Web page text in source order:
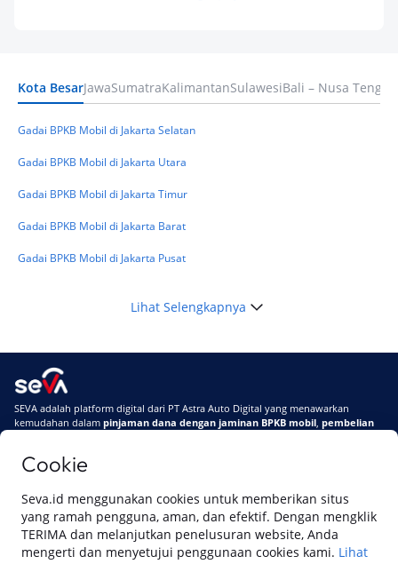
Cookie
Seva.id menggunakan cookies untuk memberikan situs
yang ramah pengguna, aman, dan efektif. Dengan mengklik
TERIMA dan melanjutkan penelusuran website, Anda
mengerti dan menyetujui penggunaan cookies kami. Lihat
Keuangan
Masuk BI Checking? Simak Peraturan
Kota BesarJawaSumatraKalimantanSulawesiBali – Nusa
Gadai BPKB Mobil di Jakarta Selatan
Gadai BPKB Mobil di Jakarta Utara
Gadai BPKB Mobil di Jakarta Timur
Gadai BPKB Mobil di Jakarta Barat
Gadai BPKB Mobil di Jakarta Pusat
Lihat Selengkapnya
SEVA adalah platform digital dari PT Astra Auto Digital yang menawarkan
kemudahan dalam pinjaman dana dengan jaminan BPKB mobil pembelian
Di SEVA, BPKB mobilmu #BisaJadiDuit
Tentang SEVASyarat & Ketentuan
Pemberitahuan Privasi